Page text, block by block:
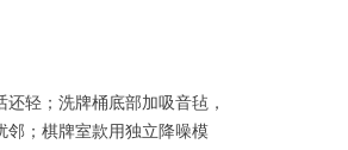
轻；洗牌桶底部加吸音毡，
邻；棋牌室款用独立降噪模